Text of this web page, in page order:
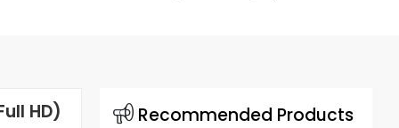
HD) Recommended Products